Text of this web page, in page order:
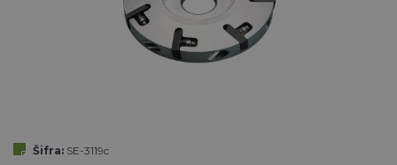
Šifra: SE-3119c